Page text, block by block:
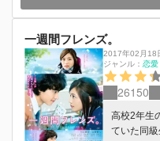
一週間フレンズ。
2017年02月18
ジャンル： 恋愛
26150
高校2年生
ていた同